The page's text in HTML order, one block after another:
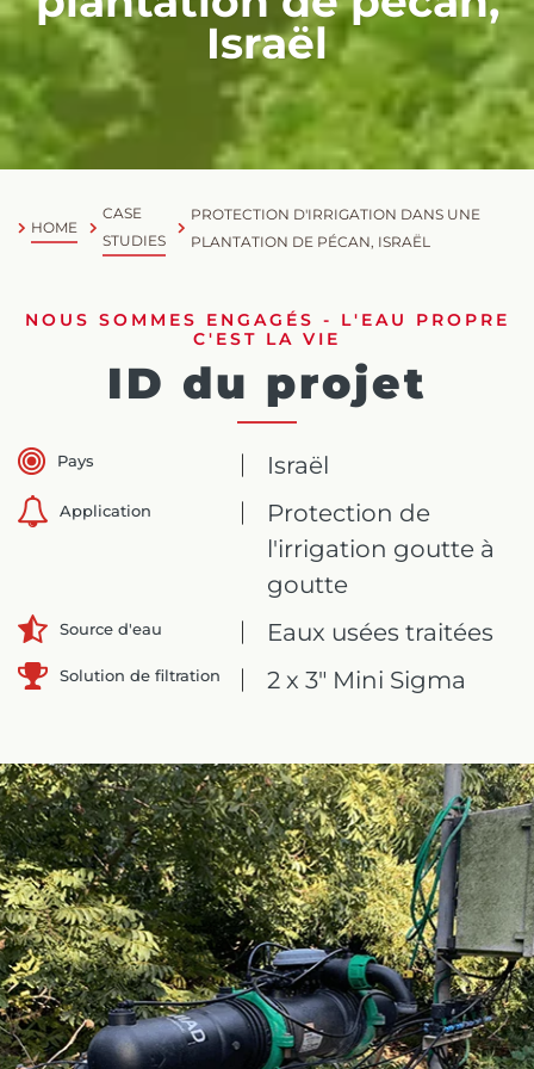
Israël
HOME
CASE
STUDIES
PROTECTION D'IRRIGATION DANS UNE
PLANTATION DE PÉCAN, ISRAËL
NOUS SOMMES ENGAGÉS - L'EAU PROPRE
C'EST LA VIE
ID du projet
Pays Israël
Application
Protection de
l'irrigation goutte à
goutte
Source d'eau Eaux usées traitées
Solution de filtration 2 x 3" Mini Sigma